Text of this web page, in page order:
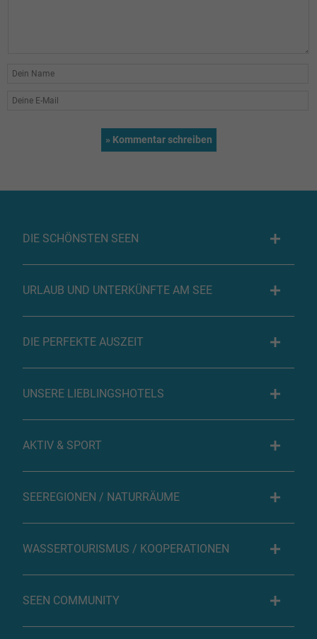
DIE SCHÖNSTEN SEEN
URLAUB UND UNTERKÜNFTE AM SEE
DIE PERFEKTE AUSZEIT
UNSERE LIEBLINGSHOTELS
AKTIV & SPORT
SEEREGIONEN / NATURRÄUME
WASSERTOURISMUS / KOOPERATIONEN
SEEN COMMUNITY